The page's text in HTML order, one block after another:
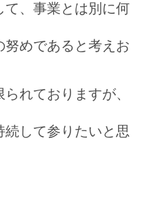
て、事業とは別に何
めであると考えお
れておりますが、
続して参りたいと思